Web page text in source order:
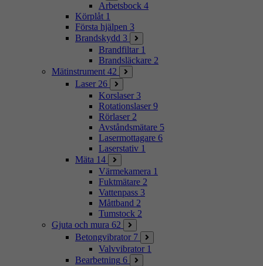
Arbetsbock 4
Körplåt 1
Första hjälpen 3
Brandskydd 3
Brandfiltar 1
Brandsläckare 2
Mätinstrument 42
Laser 26
Korslaser 3
Rotationslaser 9
Rörlaser 2
Avståndsmätare 5
Lasermottagare 6
Laserstativ 1
Mäta 14
Värmekamera 1
Fuktmätare 2
Vattenpass 3
Måttband 2
Tumstock 2
Gjuta och mura 62
Betongvibrator 7
Valvvibrator 1
Bearbetning 6